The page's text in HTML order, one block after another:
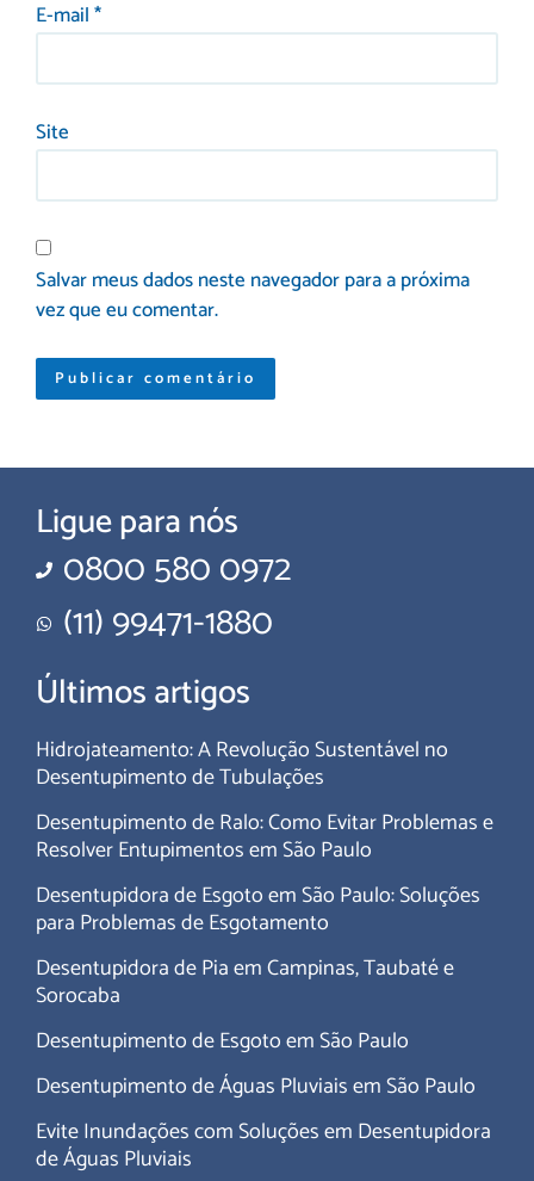
E-mail*
Site
Salvar meus dados neste navegador para a próxima
vez que eu comentar.
Ligue para nós
0800 580 0972
(11) 99471-1880
Últimos artigos
Hidrojateamento: A Revolução Sustentável no
Desentupimento de Tubulações
Desentupimento de Ralo: Como Evitar Problemas e
Resolver Entupimentos em São Paulo
Desentupidora de Esgoto em São Paulo: Soluções
para Problemas de Esgotamento
Desentupidora de Pia em Campinas, Taubaté e
Sorocaba
Desentupimento de Esgoto em São Paulo
Desentupimento de Águas Pluviais em São Paulo
Evite Inundações com Soluções em Desentupidora
de Águas Pluviais